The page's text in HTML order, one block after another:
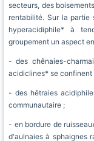
secteurs, des
rentabilité. Sur la partie
hyperacidiphile* à
groupement un aspect
- des chênaies-
acidiclines* se confinent
- des hêtraies
communautaire ;
- en bordure de
d'aulnaies à sphaignes